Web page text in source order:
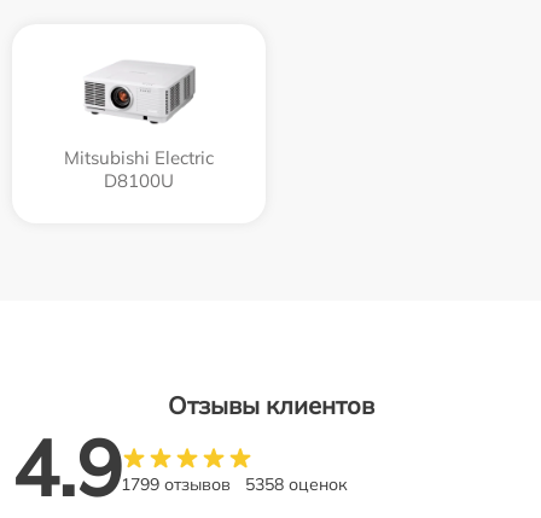
Mitsubishi Electric
D8100U
Отзывы клиентов
4.91799 отзывов 5358 оценок